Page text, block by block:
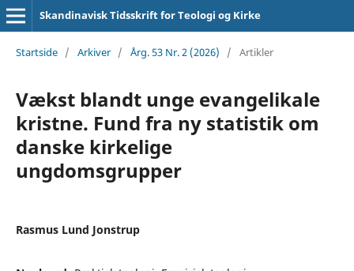
Skandinavisk Tidsskrift for Teologi og Kirke
Startside / Arkiver / Årg. 53 Nr. 2 (2026) / Artikler
Vækst blandt unge evangelikale
kristne. Fund fra ny statistik om
danske kirkelige
ungdomsgrupper
Rasmus Lund Jonstrup